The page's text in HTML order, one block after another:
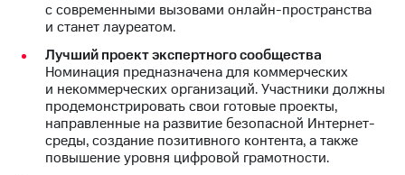
Контакты
развитие
На главную
с современными вызовами онлайн-пространства
и станет лауреатом.
Лучший проект экспертного сообщества
Номинация предназначена для коммерческих
и некоммерческих организаций. Участники должны
продемонстрировать свои готовые проекты,
направленные на развитие безопасной Интернет-
среды, создание позитивного контента, а также
повышение уровня цифровой грамотности.